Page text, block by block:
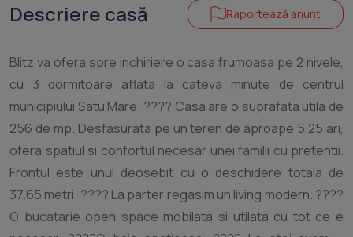
Descriere casă Raportează anunț
Blitz va ofera spre inchiriere o casa frumoasa pe 2 nivele,
cu 3 dormitoare aflata la cateva minute de centrul
municipiului Satu Mare. ???? Casa are o suprafata utila de
256 de mp. Desfasurata pe un teren de aproape 5.25 ari,
ofera spatiul si confortul necesar unei familii cu pretentii.
Frontul este unul deosebit cu o deschidere totala de
37.65 metri. ???? La parter regasim un living modern. ????
O bucatarie open space mobilata si utilata cu tot ce e